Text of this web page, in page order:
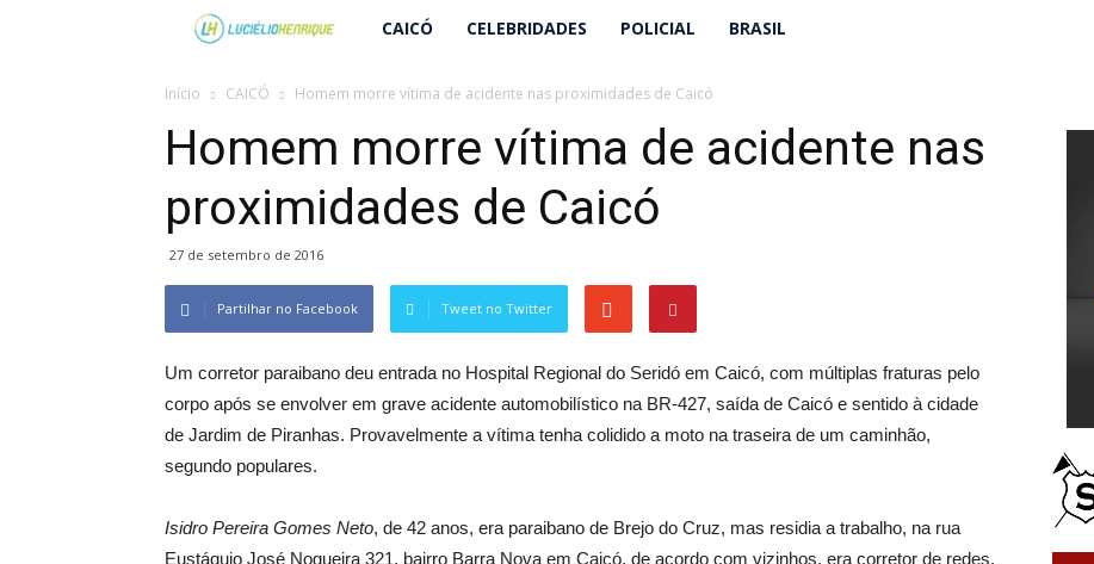
Lucielio
Henrique
CAICÓ CELEBRIDADES POLICIAL BRASIL
Início CAICÓ Homem morre vítima de acidente nas proximidades de Caicó
Homem morre vítima de acidente nas
proximidades de Caicó
27 de setembro de 2016
Partilhar no Facebook Tweet no Twitter
Um corretor paraibano deu entrada no Hospital Regional do Seridó em Caicó, com múltiplas fraturas pelo
corpo após se envolver em grave acidente automobilístico na BR-427, saída de Caicó e sentido à cidade
de Jardim de Piranhas. Provavelmente a vítima tenha colidido a moto na traseira de um caminhão,
segundo populares.
Isidro Pereira Gomes Neto, de 42 anos, era paraibano de Brejo do Cruz, mas residia a trabalho, na rua
Eustáquio José Nogueira 321, bairro Barra Nova em Caicó, de acordo com vizinhos, era corretor de redes,